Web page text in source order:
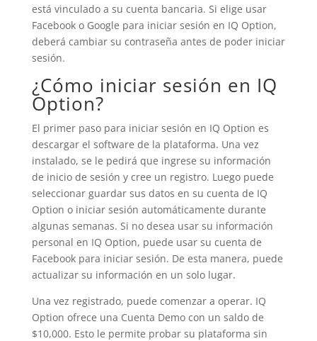
está vinculado a su cuenta bancaria. Si elige usar
Facebook o Google para iniciar sesión en IQ Option,
deberá cambiar su contraseña antes de poder iniciar
sesión.
¿Cómo iniciar sesión en IQ
Option?
El primer paso para iniciar sesión en IQ Option es
descargar el software de la plataforma. Una vez
instalado, se le pedirá que ingrese su información
de inicio de sesión y cree un registro. Luego puede
seleccionar guardar sus datos en su cuenta de IQ
Option o iniciar sesión automáticamente durante
algunas semanas. Si no desea usar su información
personal en IQ Option, puede usar su cuenta de
Facebook para iniciar sesión. De esta manera, puede
actualizar su información en un solo lugar.
Una vez registrado, puede comenzar a operar. IQ
Option ofrece una Cuenta Demo con un saldo de
$10,000. Esto le permite probar su plataforma sin